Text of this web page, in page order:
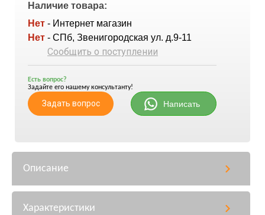
Наличие товара:
Нет - Интернет магазин
Нет - СПб, Звенигородская ул. д.9-11
Сообщить о поступлении
Есть вопрос?
Задайте его нашему консультанту!
Задать вопрос Написать
Описание
Характеристики